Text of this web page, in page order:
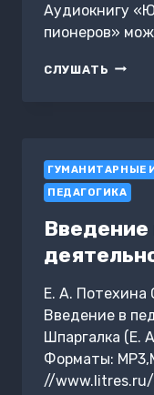
Аудиокнигу
пионеров»
СЛУШАТЬ ЮНЫЕ
ГУМАНИТАРНЫЕ
ПЕДАГОГИКА
Введение
Е. А. Потехина
Введение в
Шпаргалка (Е.
Форматы:
//